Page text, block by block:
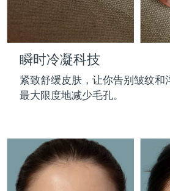
瞬时冷凝科技
紧致舒缓皮肤，让你告别皱纹和
最大限度地减少毛孔。
PEACH™ 2 go
Travel-friendly IPL
PEACH™
Cooling IPL hair
Firming body serum
ESPADA™ 2
Acne treatment
ESPADA™
ESPADA™ 设备
All acne treatment
IRIS™ 2
Rejuvenating eye
眼部护肤
眼部护理设备
All revitalizing eye
毛孔护理
KIWI™ derma
Diamond
KIWI™
KIWI™ 皮肤护理
Advanced pore care
护发
LUNA™ 4 hair
2-in-1 LED scalp
FLIP™ play
LUNA™ Dual-
Serum
For healthy hair
牙齿美白
issa™ Teeth
中国香港特别行政区
冰岛
印度尼西亚
马恩岛
以色列